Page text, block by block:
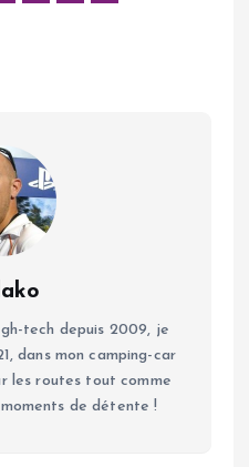
tech depuis 2009, je
dans mon camping-car
les routes tout comme
de détente !